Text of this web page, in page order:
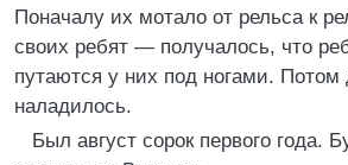
Поначалу их мотало от рельса к
своих ребят — получалось, что
путаются у них под ногами. Потом
наладилось.
Был август сорок первого года.